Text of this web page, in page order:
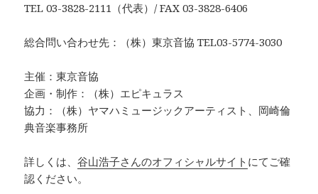
TEL 03-3828-2111（代表）/ FAX 03-3828-6406
総合問い合わせ先：（株）東京音協 TEL03-5774-3030
主催：東京音協
企画・制作：（株）エピキュラス
協力：（株）ヤマハミュージックアーティスト、岡崎倫
典音楽事務所
詳しくは、谷山浩子さんのオフィシャルサイト にてご確
認ください。